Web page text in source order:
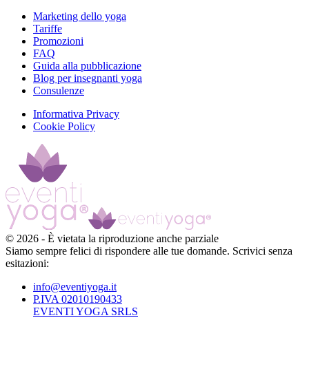
Marketing dello yoga
Tariffe
Promozioni
FAQ
Guida alla pubblicazione
Blog per insegnanti yoga
Consulenze
Informativa Privacy
Cookie Policy
© 2026 - È vietata la riproduzione anche parziale
Siamo sempre felici di rispondere alle tue domande. Scrivici senza
esitazioni:
info@eventiyoga.it
P.IVA 02010190433
EVENTI YOGA SRLS